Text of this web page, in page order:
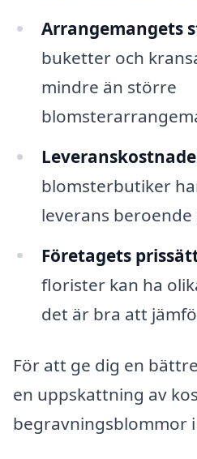
Arrangemangets
buketter och
mindre än större
blomsterbutiker
leverans
Företagets
florister kan ha
det är bra att
För att ge dig en
en uppskattning av
begravningsblommor i